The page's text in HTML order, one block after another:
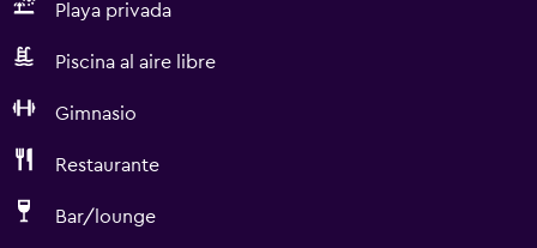
Playa privada
Piscina al aire libre
Gimnasio
Restaurante
Bar/lounge